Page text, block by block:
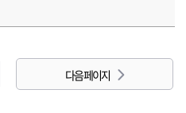
다음 페이지